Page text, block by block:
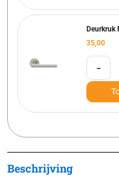
Deurkruk
35,00
-
Beschrijving